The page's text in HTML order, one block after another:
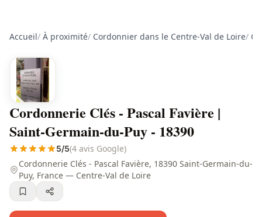
Accueil/ À proximité/ Cordonnier dans le Centre-Val de Loire/
Cordonnerie Clés - Pascal Favière |
Saint-Germain-du-Puy - 18390
5/5(4 avis Google)
Cordonnerie Clés - Pascal Favière, 18390 Saint-Germain-du-
Puy, France — Centre-Val de Loire